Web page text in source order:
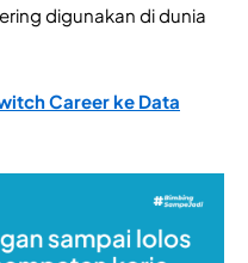
digunakan di dunia
Career ke Data